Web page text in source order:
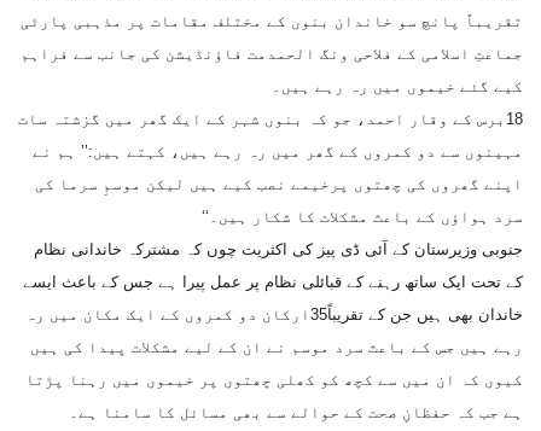
تقریباً پانچ سو خاندان بنوں کے مختلف مقامات پر مذہبی پارٹی
جماعتِ اسلامی کے فلاحی ونگ الحمدمت فاؤنڈیشن کی جانب سے فراہم
کیے گئے خیموں میں رہ رہے ہیں۔
18برس کے وقار احمد، جو کہ بنوں شہر کے ایک گھر میں گزشتہ سات
مہینوں سے دو کمروں کے گھر میں رہ رہے ہیں، کہتے ہیں:’’ ہم نے
اپنے گھروں کی چھتوں پرخیمے نصب کیے ہیں لیکن موسمِ سرما کی
سرد ہواؤں کے باعث مشکلات کا شکار ہیں۔‘‘
جنوبی وزیرستان کے آئی ڈی پیز کی اکثریت چوں کہ مشترکہ خاندانی نظام
کے تحت ایک ساتھ رہنے کے قبائلی نظام پر عمل پیرا ہے جس کے باعث ایسے
خاندان بھی ہیں جن کے تقریباً35ارکان دو کمروں کے ایک مکان میں رہ
رہے ہیں جس کے باعث سرد موسم نے ان کے لیے مشکلات پیدا کی ہیں
کیوں کہ ان میں سے کچھ کو کھلی چھتوں پر خیموں میں رہنا پڑتا
ہے جب کہ حفظانِ صحت کے حوالے سے بھی مسائل کا سامنا ہے۔